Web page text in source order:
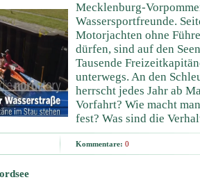
Mecklenburg-
Wassersportfreunde.
Motorjachten ohne
dürfen, sind auf den
Tausende
unterwegs. An den
herrscht jedes Jahr ab
Vorfahrt? Wie macht
fest? Was sind die
Kommentare: 0